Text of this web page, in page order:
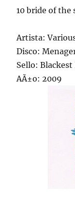
10 bride of the
Artista:
Disco:
Sello:
AÃ±o: 2009